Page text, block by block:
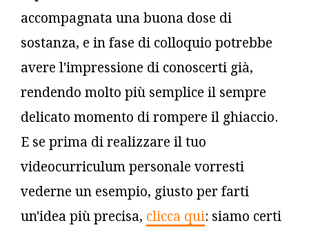
accompagnata una buona dose di
sostanza, e in fase di colloquio potrebbe
avere l'impressione di conoscerti già,
rendendo molto più semplice il sempre
delicato momento di rompere il ghiaccio.
E se prima di realizzare il tuo
videocurriculum personale vorresti
vederne un esempio, giusto per farti
un'idea più precisa, clicca qui: siamo certi